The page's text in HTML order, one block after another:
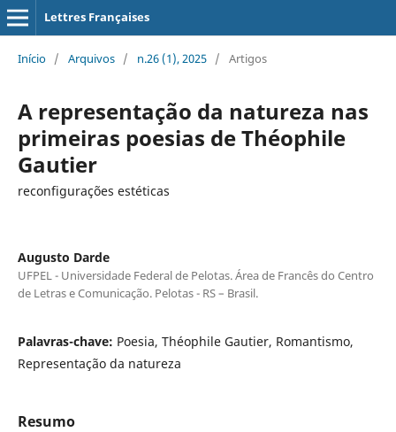
Lettres Françaises
Início / Arquivos / n.26 (1), 2025 / Artigos
A representação da natureza nas
primeiras poesias de Théophile
Gautier
reconfigurações estéticas
Augusto Darde
UFPEL - Universidade Federal de Pelotas. Área de Francês do Centro
de Letras e Comunicação. Pelotas - RS – Brasil.
Palavras-chave: Poesia, Théophile Gautier, Romantismo,
Representação da natureza
Resumo